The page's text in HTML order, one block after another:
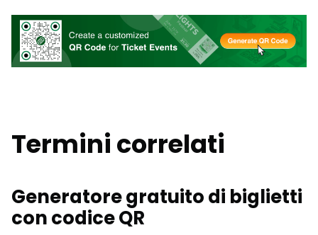
Termini correlati
Generatore gratuito di biglietti
con codice QR